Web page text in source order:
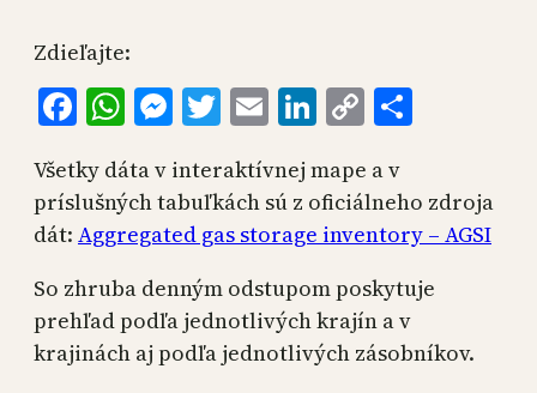
Zdieľajte:
Facebook
WhatsApp
Messenger
Twitter
EmailLinkedIn
Copy
Všetky dáta v interaktívnej mape a v
príslušných tabuľkách sú z oficiálneho zdroja
dát: Aggregated gas storage inventory – AGSI
So zhruba denným odstupom poskytuje
prehľad podľa jednotlivých krajín a v
krajinách aj podľa jednotlivých zásobníkov.